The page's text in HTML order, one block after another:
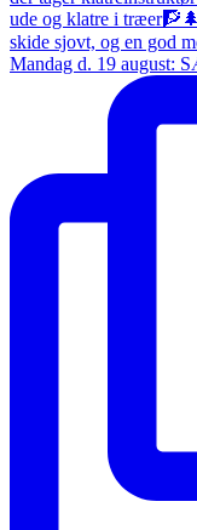
Mandag d. 19 august: